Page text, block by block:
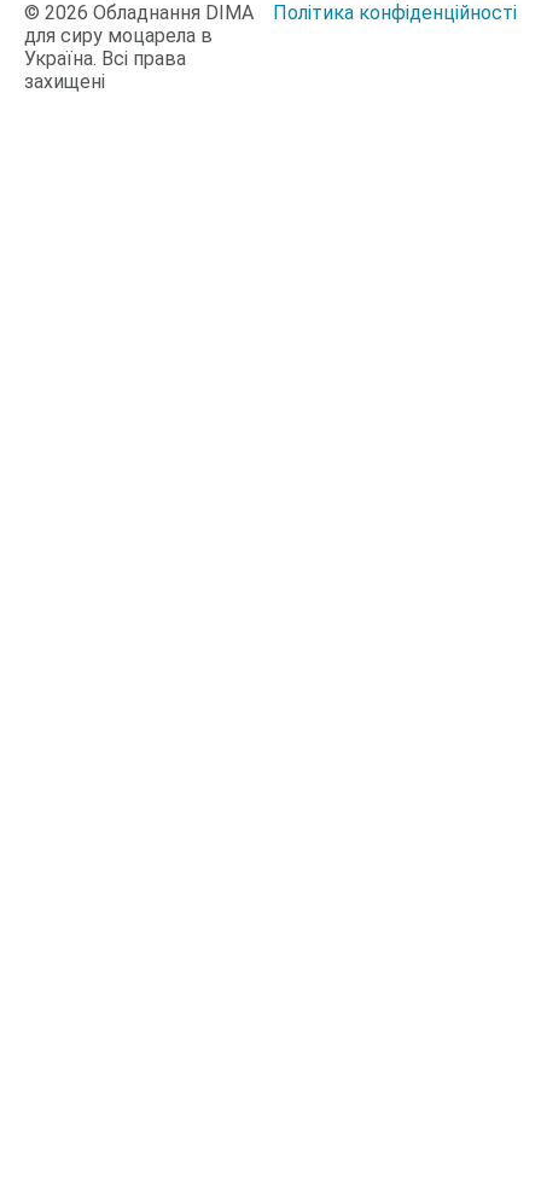
© 2026 Обладнання DIMA
для сиру моцарела в
Україна. Всі права
захищені
Політика конфіденційності